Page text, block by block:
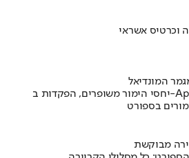
המונדיאל
בספורט
מבוקשת